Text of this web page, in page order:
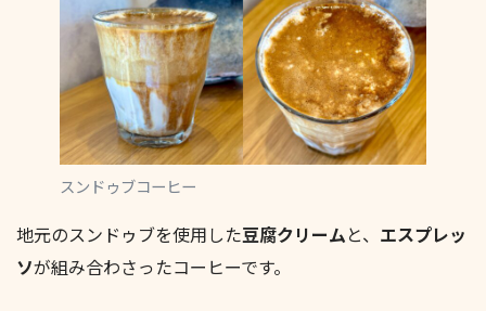
スンドゥブコーヒー
地元のスンドゥブを使用した豆腐クリームと、 エスプレッ
ソが組み合わさったコーヒーです。